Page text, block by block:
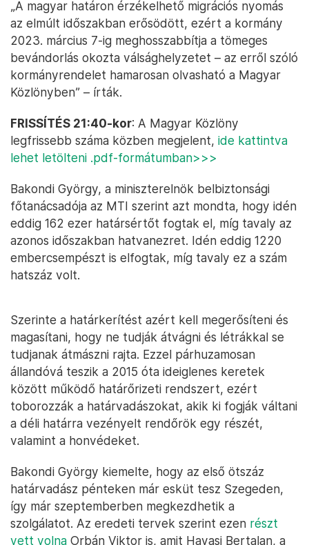
„A magyar határon érzékelhető migrációs nyomás
az elmúlt időszakban erősödött, ezért a kormány
2023. március 7-ig meghosszabbítja a tömeges
bevándorlás okozta válsághelyzetet – az erről szóló
kormányrendelet hamarosan olvasható a Magyar
Közlönyben” – írták.
FRISSÍTÉS 21:40-kor: A Magyar Közlöny
legfrissebb száma közben megjelent, ide kattintva
lehet letölteni .pdf-formátumban>>>
Bakondi György, a miniszterelnök belbiztonsági
főtanácsadója az MTI szerint azt mondta, hogy idén
eddig 162 ezer határsértőt fogtak el, míg tavaly az
azonos időszakban hatvanezret. Idén eddig 1220
embercsempészt is elfogtak, míg tavaly ez a szám
hatszáz volt.
Szerinte a határkerítést azért kell megerősíteni és
magasítani, hogy ne tudják átvágni és létrákkal se
tudjanak átmászni rajta. Ezzel párhuzamosan
állandóvá teszik a 2015 óta ideiglenes keretek
között működő határőrizeti rendszert, ezért
toborozzák a határvadászokat, akik ki fogják váltani
a déli határra vezényelt rendőrök egy részét,
valamint a honvédeket.
Bakondi György kiemelte, hogy az első ötszáz
határvadász pénteken már esküt tesz Szegeden,
így már szeptemberben megkezdhetik a
szolgálatot. Az eredeti tervek szerint ezen részt
vett volna Orbán Viktor is, amit Havasi Bertalan, a